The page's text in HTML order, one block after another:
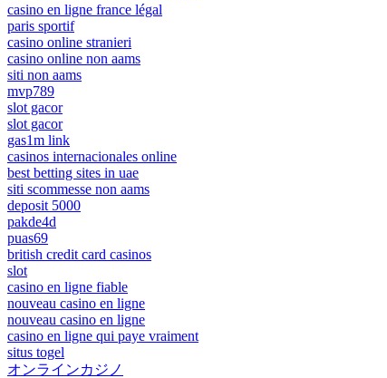
casino en ligne france légal
paris sportif
casino online stranieri
casino online non aams
siti non aams
mvp789
slot gacor
slot gacor
gas1m link
casinos internacionales online
best betting sites in uae
siti scommesse non aams
deposit 5000
pakde4d
puas69
british credit card casinos
slot
casino en ligne fiable
nouveau casino en ligne
nouveau casino en ligne
casino en ligne qui paye vraiment
situs togel
オンラインカジノ